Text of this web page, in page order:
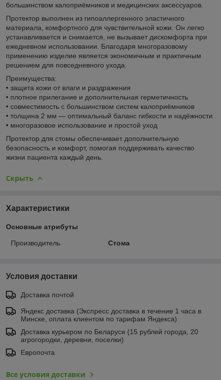
большинством калоприёмников и медицинских аксессуаров.
Протектор выполнен из гипоаллергенного эластичного
материала, комфортного для чувствительной кожи. Он легко
устанавливается и снимается, не вызывает дискомфорта при
ежедневном использовании. Благодаря многоразовому
применению изделие является экономичным и практичным
решением для повседневного ухода.
Преимущества:
• защита кожи от влаги и раздражения
• плотное прилегание и дополнительная герметичность
• совместимость с большинством систем калоприёмников
• толщина 2 мм — оптимальный баланс гибкости и надёжности
• многоразовое использование и простой уход
Протектор для стомы обеспечивает дополнительную
безопасность и комфорт, помогая поддерживать качество
жизни пациента каждый день.
Скрыть
Характеристики
Основные атрибуты
Производитель Стома
Условия доставки
Доставка почтой
Яндекс доставка (Экспресс доставка в течение 1 часа в
Минске, оплата клиентом по тарифам Яндекса)
Доставка курьером по Беларуси (15 рублей города, 20
агрогородки, деревни, поселки)
Европочта
Все условия доставки